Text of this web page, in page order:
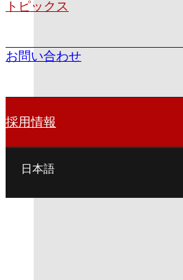
トピックス
お問い合わせ
採用情報
日本語